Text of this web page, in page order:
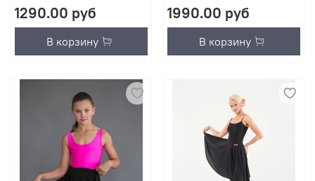
1290.00 руб
В корзину
1990.00 руб
В корзину